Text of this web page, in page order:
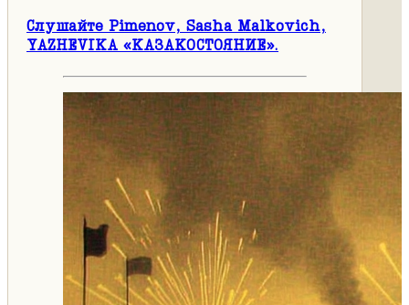
Слушайте Pimenov, Sasha Malkovich,
YAZHEVIKA «КАЗАКОСТОЯНИЕ».